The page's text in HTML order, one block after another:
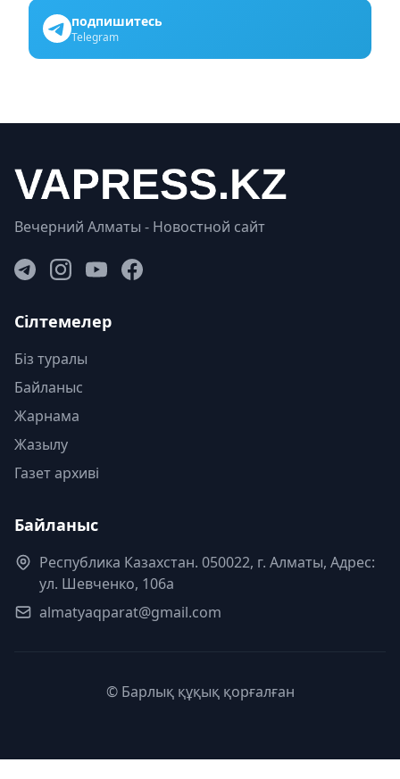
подпишитесь
Telegram
Вечерний Алматы - Новостной сайт
Сілтемелер
Біз туралы
Байланыс
Жарнама
Жазылу
Газет архиві
Байланыс
Республика Казахстан. 050022, г. Алматы, Адрес:
ул. Шевченко, 106а
almatyaqparat@gmail.com
© Барлық құқық қорғалған